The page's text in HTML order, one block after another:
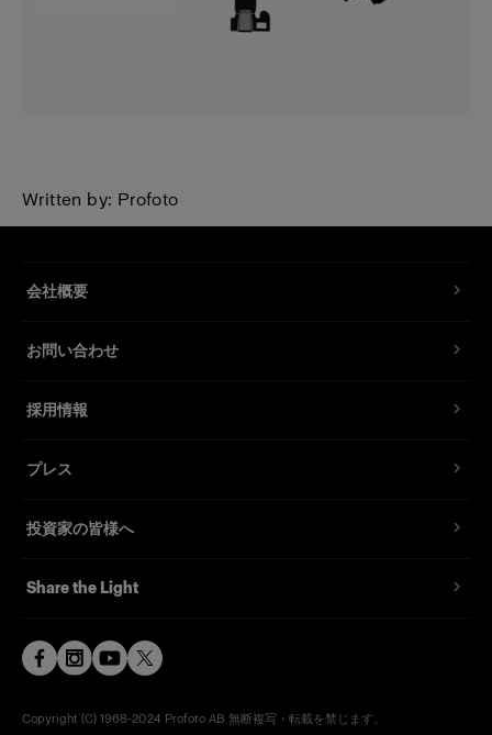
Written by: Profoto
会社概要
お問い合わせ
採用情報
プレス
投資家の皆様へ
Share the Light
Copyright (C) 1968-2024 Profoto AB 無断複写・転載を禁じます。